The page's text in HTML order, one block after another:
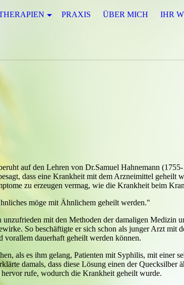
PRAXIS ÜBER MICH IHR
auf den Lehren von Dr.Samuel Hahnemann
dass eine Krankheit mit dem Arzneimittel geheilt
zu erzeugen vermag, wie die Krankheit beim
möge mit Ähnlichem geheilt werden."
unzufrieden mit den Methoden der damaligen Medizin
So beschäftigte er sich schon als junger Arzt mit
vorallem dauerhaft geheilt werden können.
als es ihm gelang, Patienten mit Syphilis, mit einer
damals, dass diese Lösung einen der Quecksilber
rufe, wodurch die Krankheit geheilt wurde.